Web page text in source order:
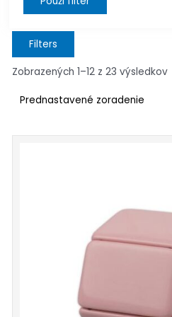
Filters
Zobrazených 1–12 z 23 výsledkov